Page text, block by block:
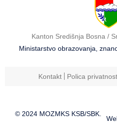
Kanton Središnja Bosna /
Ministarstvo obrazovanja,
Kontakt Polica
© 2024 MOZMKS KSB/SBK.